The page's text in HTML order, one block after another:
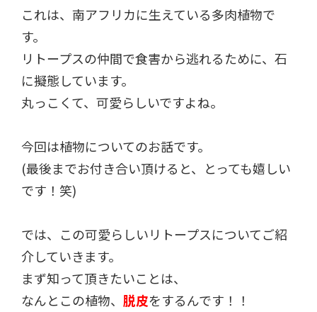
これは、南アフリカに生えている多肉植物で
す。
リトープスの仲間で食害から逃れるために、石
に擬態しています。
丸っこくて、可愛らしいですよね。
今回は植物についてのお話です。
(最後までお付き合い頂けると、とっても嬉しい
です！笑)
では、この可愛らしいリトープスについてご紹
介していきます。
まず知って頂きたいことは、
なんとこの植物、 脱皮をするんです！！